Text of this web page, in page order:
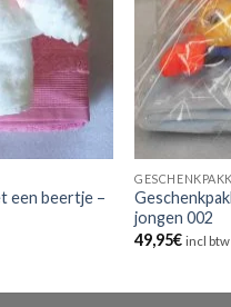
een beertje –
jongen 002
49,95€ incl btw